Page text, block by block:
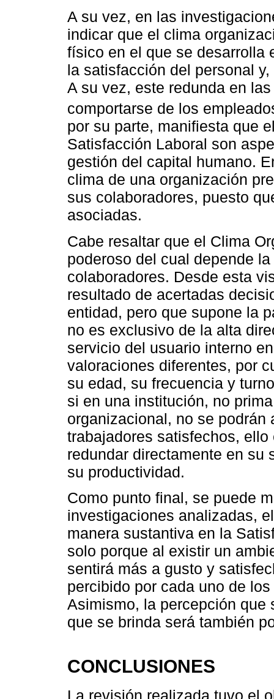
A su vez, en las
indicar que el clima
físico en el que se desarrolla
la satisfacción del personal
A su vez, este redunda en
comportarse de los
por su parte, manifiesta que
Satisfacción Laboral son
gestión del capital humano.
clima de una organización
sus colaboradores, puesto
asociadas.
Cabe resaltar que el Clima
poderoso del cual depende
colaboradores. Desde esta
resultado de acertadas
entidad, pero que supone la
no es exclusivo de la alta
servicio del usuario interno
valoraciones diferentes, por
su edad, su frecuencia y
si en una institución, no
organizacional, no se
trabajadores satisfechos,
redundar directamente en su
su productividad.
Como punto final, se puede
investigaciones analizadas,
manera sustantiva en la
solo porque al existir un
sentirá más a gusto y
percibido por cada uno de
Asimismo, la percepción que
que se brinda será también
CONCLUSIONES
La revisión realizada tuvo el